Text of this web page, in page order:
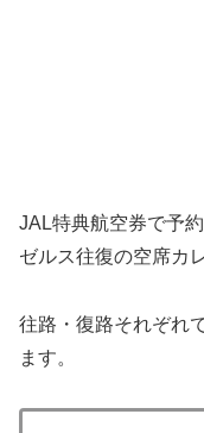
JAL特典航空券で予
ゼルス往復の空席カ
往路・復路それぞれ
ます。